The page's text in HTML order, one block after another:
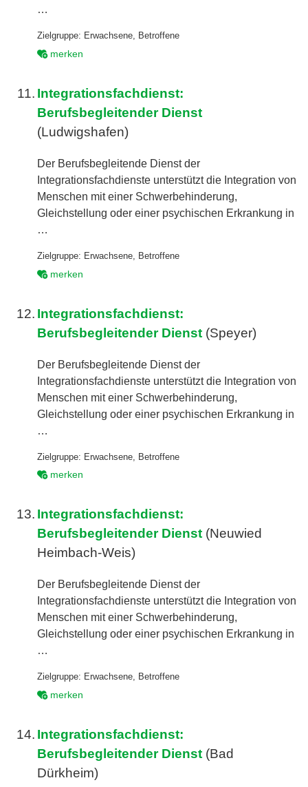
…
Zielgruppe: Erwachsene, Betroffene
merken
11. Integrationsfachdienst:
Berufsbegleitender Dienst
(Ludwigshafen)
Der Berufsbegleitende Dienst der
Integrationsfachdienste unterstützt die Integration von
Menschen mit einer Schwerbehinderung,
Gleichstellung oder einer psychischen Erkrankung in
…
Zielgruppe: Erwachsene
Betroffene
merken
12. Integrationsfachdienst:
Berufsbegleitender Dienst (Speyer)
Der Berufsbegleitende Dienst der
Integrationsfachdienste unterstützt die Integration von
Menschen mit einer Schwerbehinderung,
Gleichstellung oder einer psychischen Erkrankung in
…
Zielgruppe: Erwachsene Betroffene
merken
13. Integrationsfachdienst:
Berufsbegleitender Dienst (Neuwied
Heimbach-Weis)
Der Berufsbegleitende Dienst der
Integrationsfachdienste unterstützt die Integration von
Menschen mit einer Schwerbehinderung,
Gleichstellung oder einer psychischen Erkrankung in
…
Zielgruppe: Erwachsene, Betroffene
merken
14. Integrationsfachdienst:
Berufsbegleitender Dienst (Bad
Dürkheim)